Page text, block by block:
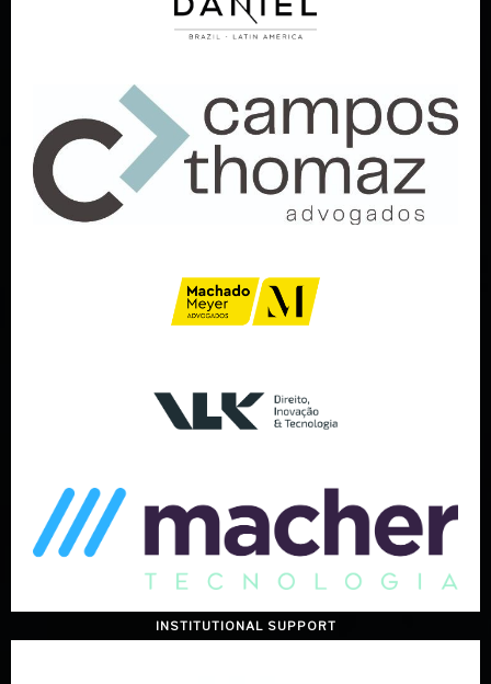
INSTITUTIONAL SUPPORT